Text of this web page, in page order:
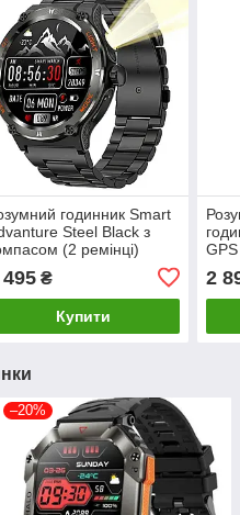
годинник Smart
Steel Black з
(2 ремінці)
₴
Купити
2
–20%